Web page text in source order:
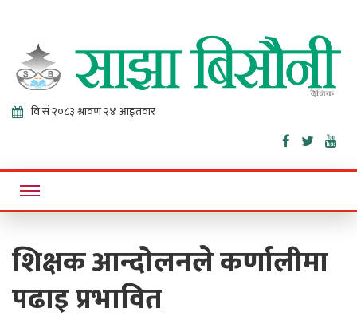
Sajha
Bisaunee
Online News Portal
शिक्षक आन्दोलनले कर्णालीमा
पढाइ प्रभावित